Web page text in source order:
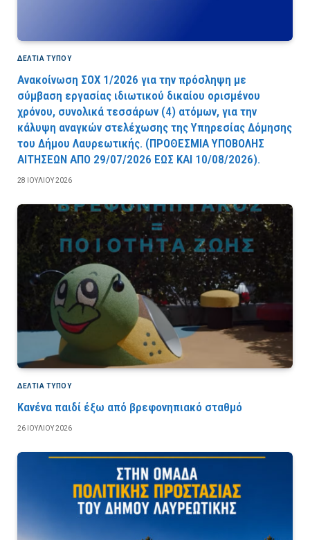
ΔΕΛΤΙΑ ΤΥΠΟΥ
Ανακοίνωση ΣΟΧ 1/2026 για την πρόσληψη με
σύμβαση εργασίας ιδιωτικού δικαίου ορισμένου
χρόνου, συνολικά τεσσάρων (4) ατόμων, για την
κάλυψη αναγκών στελέχωσης της Υπηρεσίας Δόμησης
του Δήμου Λαυρεωτικής. (ΠPOΘEΣMIA YΠOBOΛHΣ
AITHΣEΩN AΠO 29/07/2026 EΩΣ KAI 10/08/2026).
28 ΙΟΥΛΊΟΥ 2026
ΔΕΛΤΙΑ ΤΥΠΟΥ
Κανένα παιδί έξω από βρεφονηπιακό σταθμό
26 ΙΟΥΛΊΟΥ 2026